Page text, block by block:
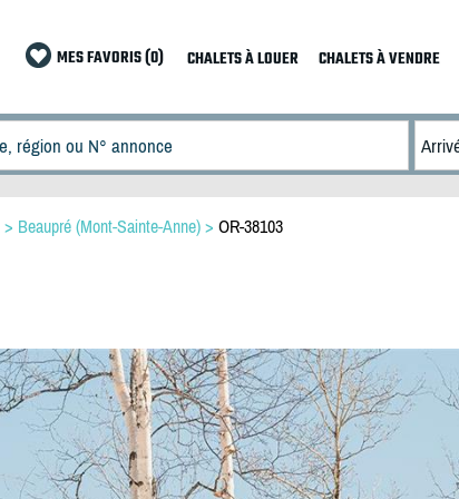
MES FAVORIS (0) CHALETS À LOUER CHALETS À VENDRE
> Beaupré (Mont-Sainte-Anne)> OR-38103